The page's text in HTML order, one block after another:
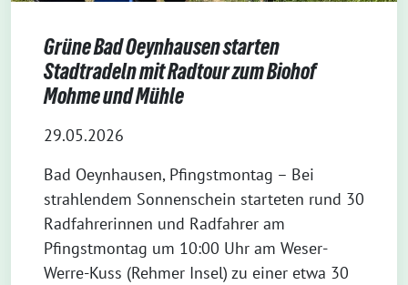
Grüne Bad Oeynhausen starten
Stadtradeln mit Radtour zum Biohof
Mohme und Mühle
29.05.2026
Bad Oeynhausen, Pfingstmontag – Bei
strahlendem Sonnenschein starteten rund 30
Radfahrerinnen und Radfahrer am
Pfingstmontag um 10:00 Uhr am Weser-
Werre-Kuss (Rehmer Insel) zu einer etwa 30